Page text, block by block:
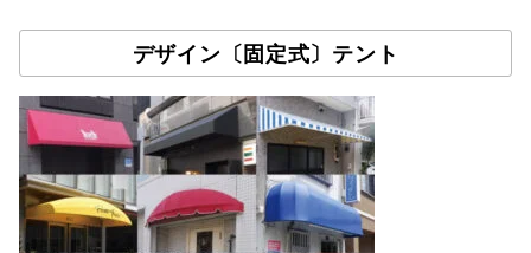
デザイン〔固定式〕テント